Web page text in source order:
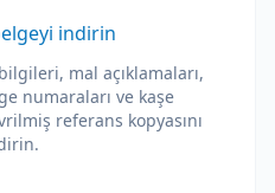
indirin
mal açıklamaları,
numaraları ve kaşe
referans kopyasını